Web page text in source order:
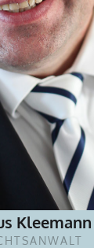
Kleemann